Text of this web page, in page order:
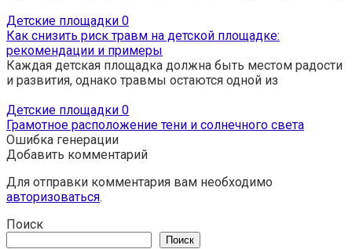
Детские площадки 0
Как снизить риск травм на детской площадке:
рекомендации и примеры
Каждая детская площадка должна быть местом радости
и развития, однако травмы остаются одной из
Детские площадки 0
Грамотное расположение тени и солнечного света
Ошибка генерации
Добавить комментарий
Для отправки комментария вам необходимо
авторизоваться.
Поиск
Поиск